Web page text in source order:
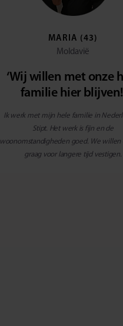
MARIA (43)
Moldavië
‘Wij willen met onze
familie hier
Ik werk met mijn hele familie in
Stipt. Het werk is fijn en de
woonomstandigheden goed. We willen
graag voor langere tijd vestigen.